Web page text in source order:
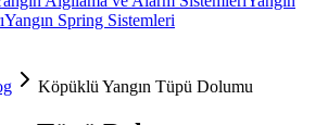
Yangın Spring Sistemleri
Köpüklü Yangın Tüpü Dolumu